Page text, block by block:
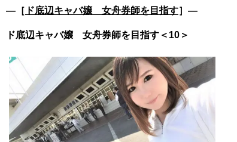
―［ ド底辺キャバ嬢 女舟券師を目指す］―
ド底辺キャバ嬢 女舟券師を目指す＜10＞